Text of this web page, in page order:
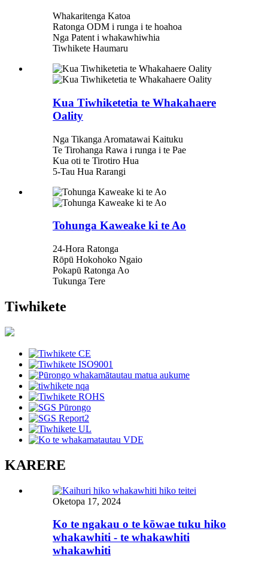
Whakaritenga Katoa
Ratonga ODM i runga i te hoahoa
Nga Patent i whakawhiwhia
Tiwhikete Haumaru
Kua Tiwhiketetia te Whakahaere
Oality
Nga Tikanga Aromatawai Kaituku
Te Tirohanga Rawa i runga i te Pae
Kua oti te Tirotiro Hua
5-Tau Hua Rarangi
Tohunga Kaweake ki te Ao
24-Hora Ratonga
Rōpū Hokohoko Ngaio
Pokapū Ratonga Ao
Tukunga Tere
Tiwhikete
KARERE
Oketopa 17, 2024
Ko te ngakau o te kōwae tuku hiko
whakawhiti - te whakawhiti
whakawhiti